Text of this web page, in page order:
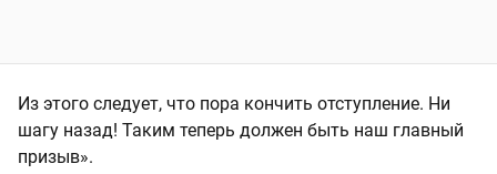
Из этого следует, что пора кончить отступление. Ни
шагу назад! Таким теперь должен быть наш главный
призыв».